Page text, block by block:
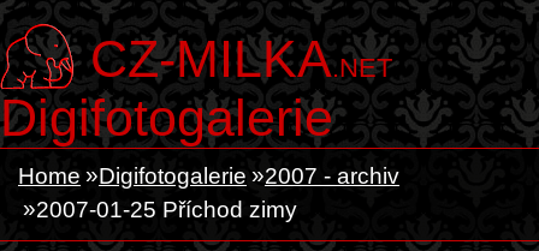
CZ-MILKA.NET
Digifotogalerie
Home Digifotogalerie
2007 - archiv
2007-01-25 Příchod zimy